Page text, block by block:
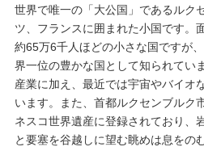
世界で唯一の「大公国」であるルク
ツ、フランスに囲まれた小国です。
約65万6千人ほどの小さな国ですが
界一位の豊かな国として知られてい
産業に加え、最近では宇宙やバイオ
います。また、首都ルクセンブルク
ネスコ世界遺産に登録されており、
と要塞を谷越しに望む眺めは息をの